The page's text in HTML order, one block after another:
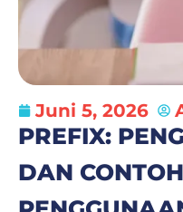
Juni 5, 2026
PREFIX:
DAN CONTOH